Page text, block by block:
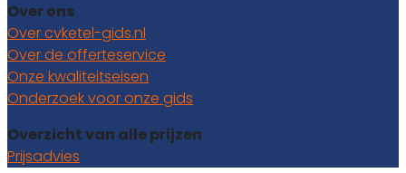
Over ons
Over cvketel-gids.nl
Over de offerteservice
Onze kwaliteitseisen
Onderzoek voor onze gids
Overzicht van alle prijzen
Prijsadvies